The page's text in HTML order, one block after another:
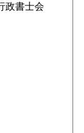
政書士会